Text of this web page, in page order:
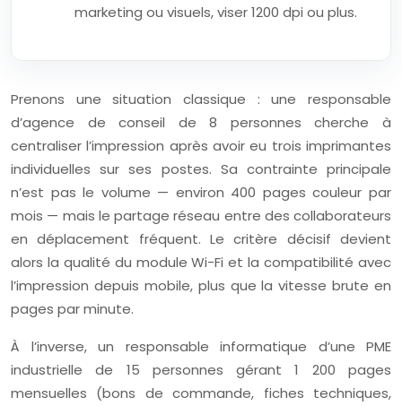
marketing ou visuels, viser 1200 dpi ou plus.
Prenons une situation classique : une responsable
d’agence de conseil de 8 personnes cherche à
centraliser l’impression après avoir eu trois imprimantes
individuelles sur ses postes. Sa contrainte principale
n’est pas le volume — environ 400 pages couleur par
mois — mais le partage réseau entre des collaborateurs
en déplacement fréquent. Le critère décisif devient
alors la qualité du module Wi-Fi et la compatibilité avec
l’impression depuis mobile, plus que la vitesse brute en
pages par minute.
À l’inverse, un responsable informatique d’une PME
industrielle de 15 personnes gérant 1 200 pages
mensuelles (bons de commande, fiches techniques,